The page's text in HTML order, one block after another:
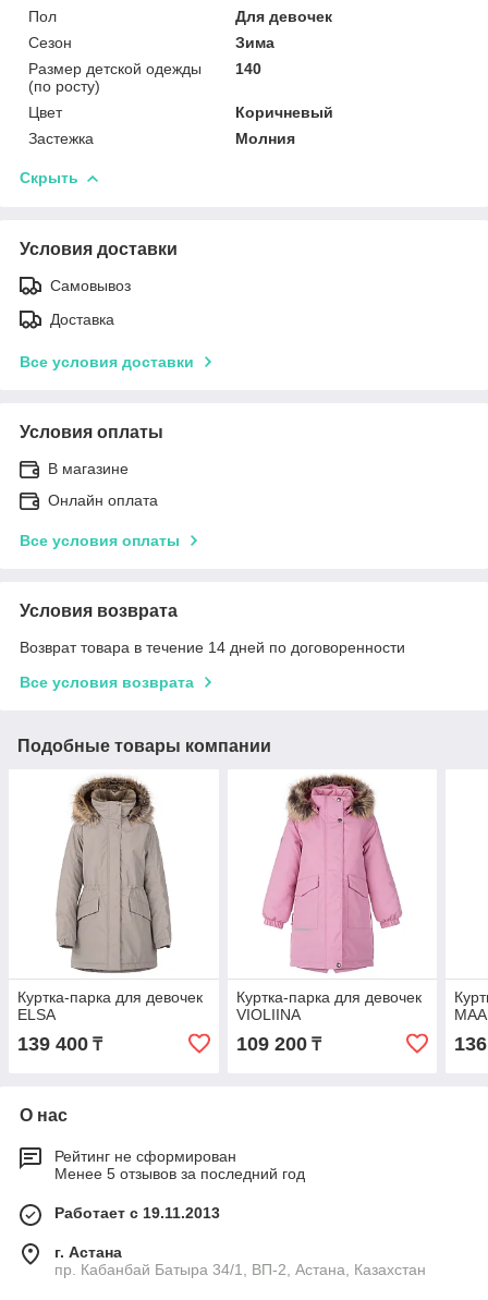
Пол
Для девочек
Сезон
Зима
Размер детской одежды
(по росту)
140
Цвет
Коричневый
Застежка
Молния
Скрыть
Условия доставки
Самовывоз
Доставка
Все условия доставки
Условия оплаты
В магазине
Онлайн оплата
Все условия оплаты
Условия возврата
Возврат товара в течение 14 дней по договоренности
Все условия возврата
Подобные товары компании
Куртка-парка для девочек
ELSA
139 400 ₸
Куртка-парка для девочек
VIOLIINA
109 200₸
О нас
Рейтинг не сформирован
Менее 5 отзывов за последний год
Работает с 19.11.2013
г. Астана
пр. Кабанбай Батыра 34/1, ВП-2, Астана, Казахстан